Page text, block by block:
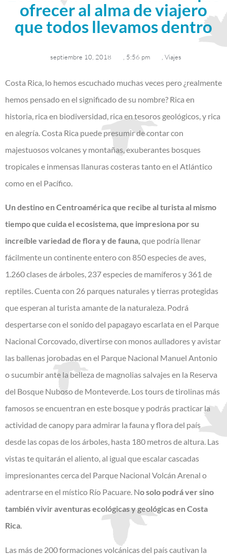
ofrecer al alma de viajero
que todos llevamos dentro
septiembre 10, 2018 5:56 pm Viajes
Costa Rica, lo hemos escuchado muchas veces pero ¿realmente
hemos pensado en el significado de su nombre? Rica en
historia, rica en biodiversidad, rica en tesoros geológicos, y rica
en alegría. Costa Rica puede presumir de contar con
majestuosos volcanes y montañas, exuberantes bosques
tropicales e inmensas llanuras costeras tanto en el Atlántico
como en el Pacífico.
Un destino en Centroamérica que recibe al turista al mismo
tiempo que cuida el ecosistema, que impresiona por su
increíble variedad de flora y de fauna, que podría llenar
fácilmente un continente entero con 850 especies de aves,
1.260 clases de árboles, 237 especies de mamíferos y 361 de
reptiles. Cuenta con 26 parques naturales y tierras protegidas
que esperan al turista amante de la naturaleza. Podrá
despertarse con el sonido del papagayo escarlata en el Parque
Nacional Corcovado, divertirse con monos aulladores y avistar
las ballenas jorobadas en el Parque Nacional Manuel Antonio
o sucumbir ante la belleza de magnolias salvajes en la Reserva
del Bosque Nuboso de Monteverde. Los tours de tirolinas más
famosos se encuentran en este bosque y podrás practicar la
actividad de canopy para admirar la fauna y flora del país
desde las copas de los árboles, hasta 180 metros de altura. Las
vistas te quitarán el aliento, al igual que escalar cascadas
impresionantes cerca del Parque Nacional Volcán Arenal o
adentrarse en el místico Río Pacuare. No solo podrá ver sino
también vivir aventuras ecológicas y geológicas en Costa
Rica.
Las más de 200 formaciones volcánicas del país cautivan la